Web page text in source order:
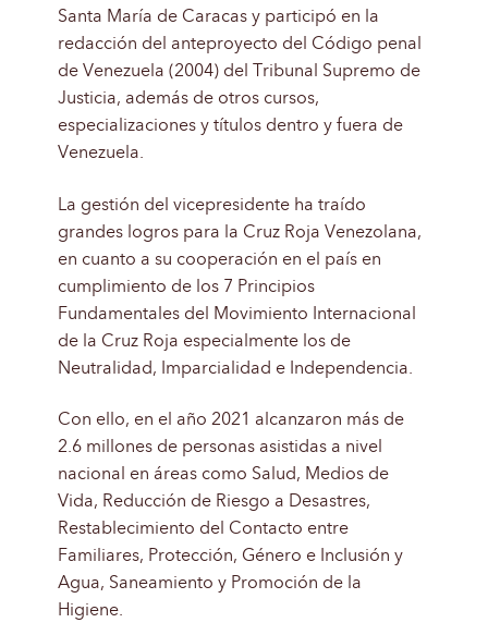
Santa María de Caracas y participó en la
redacción del anteproyecto del Código penal
de Venezuela (2004) del Tribunal Supremo de
Justicia, además de otros cursos,
especializaciones y títulos dentro y fuera de
Venezuela.
La gestión del vicepresidente ha traído
grandes logros para la Cruz Roja Venezolana,
en cuanto a su cooperación en el país en
cumplimiento de los 7 Principios
Fundamentales del Movimiento Internacional
de la Cruz Roja especialmente los de
Neutralidad, Imparcialidad e Independencia.
Con ello, en el año 2021 alcanzaron más de
2.6 millones de personas asistidas a nivel
nacional en áreas como Salud, Medios de
Vida, Reducción de Riesgo a Desastres,
Restablecimiento del Contacto entre
Familiares, Protección, Género e Inclusión y
Agua, Saneamiento y Promoción de la
Higiene.